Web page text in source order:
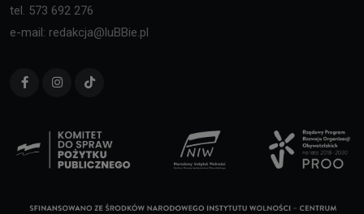
tel. 573 692 276
e-mail: redakcja@luBBie.pl